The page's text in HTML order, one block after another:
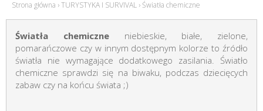
Strona główna ›TURYSTYKA I SURVIVAL › Światła chemiczne
Światła chemiczneniebieskie, białe, zielone,
pomarańczowe czy w innym dostępnym kolorze to źródło
światła nie wymagające dodatkowego zasilania. Światło
chemiczne sprawdzi się na biwaku, podczas dziecięcych
zabaw czy na końcu świata ;)